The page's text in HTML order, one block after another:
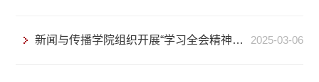
新闻与传播学院组织开展“学习全会精神，勇担青春使命”主题团日活动 2025-03-06